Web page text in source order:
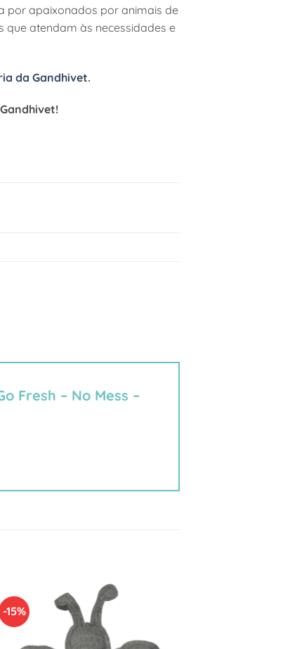
por apaixonados por animais de
atendam às necessidades e
da Gandhivet.
Fresh – No Mess –
-15%
Desejos